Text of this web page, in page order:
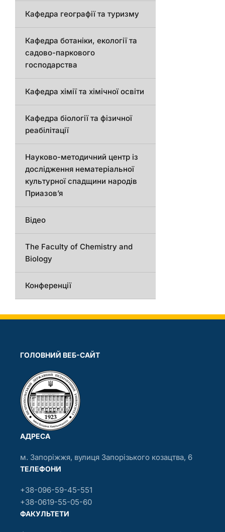
Кафедра географії та туризму
Кафедра ботаніки, екології та
садово-паркового
господарства
Кафедра хімії та хімічної освіти
Кафедра біології та фізичної
реабілітації
Науково-методичний центр із
дослідження нематеріальної
культурної спадщини народів
Приазов’я
Відео
The Faculty of Chemistry and
Biology
Конференції
ГОЛОВНИЙ ВЕБ-САЙТ
АДРЕСА
м. Запоріжжя, вулиця Запорізького козацтва, 6
ТЕЛЕФОНИ
+38-096-59-45-551
+38-0619-55-05-60
ФАКУЛЬТЕТИ